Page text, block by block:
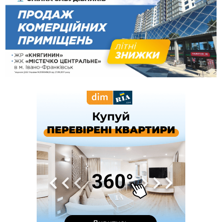
13:54
5 «тихих» хвороб, які виявляє профілактичне обстеження
13:30
ФОТО На Надрічній тривають останні приготування до
нового руху
12:57
У Франківську зафіксували найбільшу спеку за всю історію
спостережень
12:24
Лікування наркоманії Київ: чому важливо розпочати
терапію якомога раніше
тисяч гривень у валюті, засудили до 5 років
Податкова передасть в Міноборони для "Оберегу" дані про
чоловіків 18–60 років
Водійка, яку на Сухомлинського побив інший керманич,
відмовилася від обвинувачення — справу закрили
У Франківську, Коломиї, Долині та Яремче 6 серпня
зафіксували рекордну спеку
Змушував надсилати інтимні фото: на Прикарпатті
затримали підозрюваного у розбещенні малолітньої
АМКУ розпочав справу проти Гвіздецької селищної ради
через різні ставки земельного податку
Синоптики попереджають про значний дощ на Прикарпатті